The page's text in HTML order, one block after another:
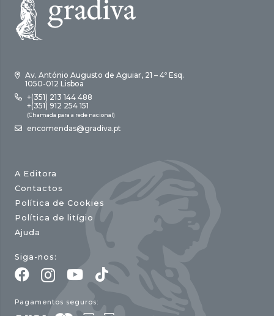
Av. António Augusto de Aguiar, 21 – 4º Esq.
1050-012 Lisboa
+(351) 213 144 488
+(351) 912 254 151
(Chamada para a rede nacional)
encomendas@gradiva.pt
A Editora
Contactos
Política de Cookies
Política de litígio
Ajuda
Siga-nos:
Pagamentos seguros: